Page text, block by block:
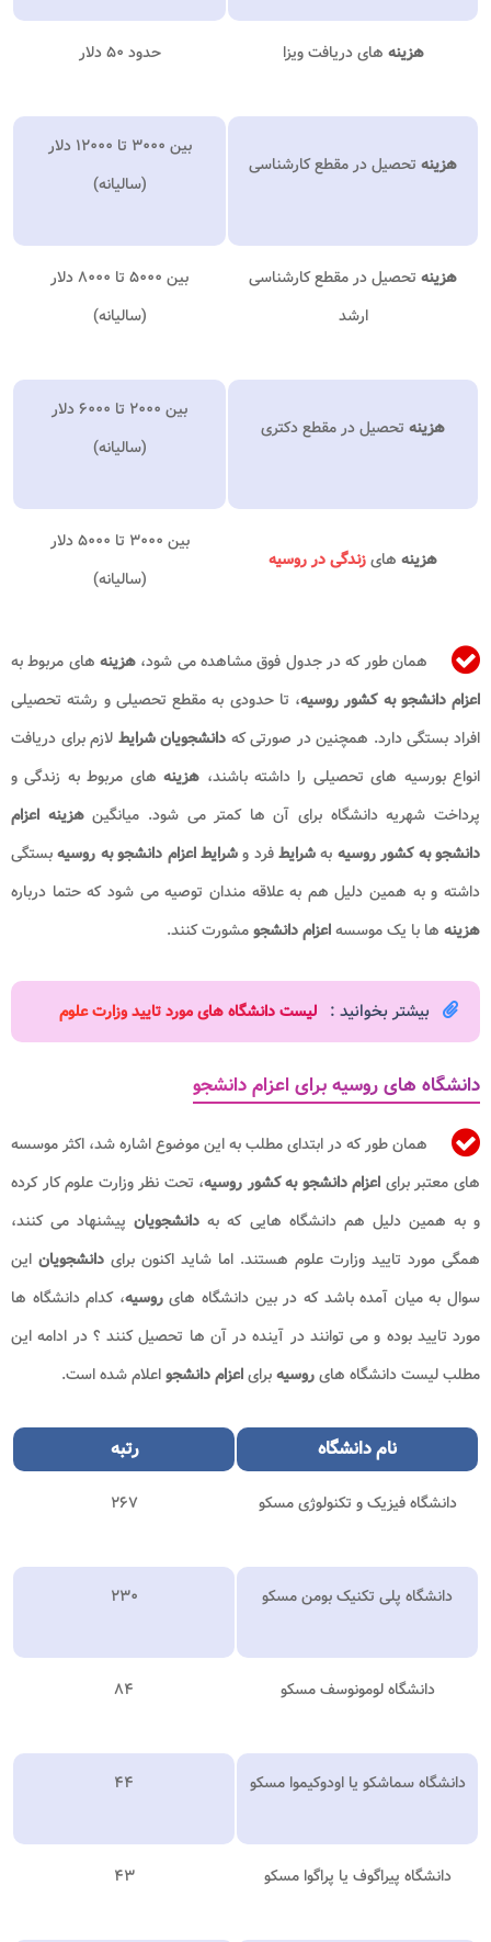
هزینه های دریافت ویزا حدود ۵۰ دلار
هزینه تحصیل در مقطع کارشناسی
بین ۳۰۰۰ تا ۱۲۰۰۰ دلار
(سالیانه)
هزینه تحصیل در مقطع کارشناسی
ارشد
بین ۵۰۰۰ تا ۸۰۰۰ دلار
(سالیانه)
هزینه تحصیل در مقطع دکتری
بین ۲۰۰۰ تا ۶۰۰۰ دلار
(سالیانه)
هزینه هایزندگی در روسیه
بین ۳۰۰۰ تا ۵۰۰۰ دلار
(سالیانه)
همان طور که در جدول فوق مشاهده می شود، هزینه های مربوط به
اعزام دانشجو به کشور روسیه، تا حدودی به مقطع تحصیلی و رشته تحصیلی
افراد بستگی دارد. همچنین در صورتی که دانشجویان شرایط لازم برای دریافت
انواع بورسیه های تحصیلی را داشته باشند، هزینه های مربوط به زندگی و
پرداخت شهریه دانشگاه برای آن ها کمتر می شود. میانگینهزینه اعزام
دانشجو به کشور روسیه بهشرایطفرد وشرایط اعزام دانشجو به روسیهبستگی
داشته و به همین دلیل هم به علاقه مندان توصیه می شود که حتما درباره
هزینه ها با یک موسسهاعزام دانشجومشورت کنند.
بیشتر بخوانید : لیست دانشگاه های مورد تایید وزارت علوم
دانشگاه های روسیه برای اعزام دانشجو
همان طور که در ابتدای مطلب به این موضوع اشاره شد، اکثر موسسه
های معتبر برای اعزام دانشجو به کشور روسیه، تحت نظر وزارت علوم کار کرده
و به همین دلیل هم دانشگاه هایی که به دانشجویان پیشنهاد می کنند،
همگی مورد تایید وزارت علوم هستند. اما شاید اکنون برای دانشجویان این
سوال به میان آمده باشد که در بین دانشگاه هایروسیه، کدام دانشگاه ها
مورد تایید بوده و می توانند در آینده در آن ها تحصیل کنند ؟ در ادامه این
مطلب لیست دانشگاه هایروسیهبرایاعزام دانشجواعلام شده است.
نام دانشگاه رتبه
دانشگاه فیزیک و تکنولوژی مسکو ۲۶۷
دانشگاه پلی تکنیک بومن مسکو ۲۳۰
دانشگاه لومونوسف مسکو ۸۴
دانشگاه سماشکو یا اودوکیموا مسکو ۴۴
دانشگاه پیراگوف یا پراگوا مسکو ۴۳